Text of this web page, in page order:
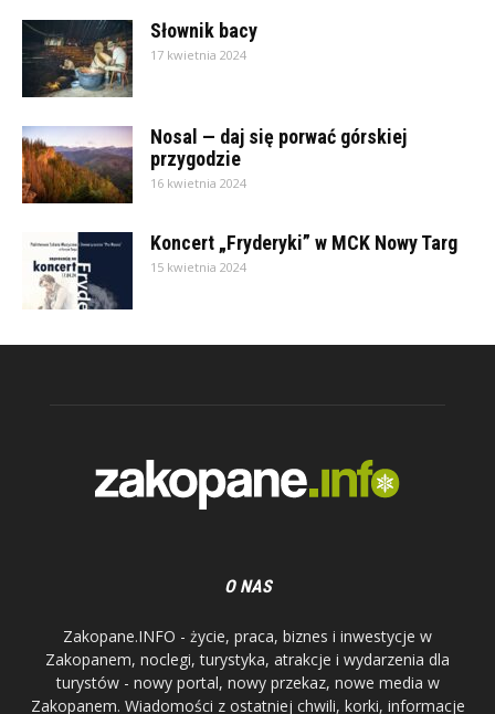
Słownik bacy
17 kwietnia 2024
Nosal — daj się porwać górskiej
przygodzie
16 kwietnia 2024
Koncert „Fryderyki” w MCK Nowy Targ
15 kwietnia 2024
O NAS
Zakopane.INFO - życie, praca, biznes i inwestycje w
Zakopanem, noclegi, turystyka, atrakcje i wydarzenia dla
turystów - nowy portal, nowy przekaz, nowe media w
Zakopanem. Wiadomości z ostatniej chwili, korki, informacje